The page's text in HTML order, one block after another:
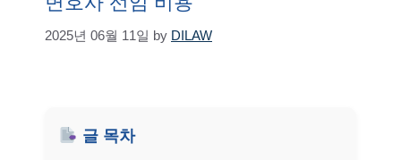
2025년 06월 11일 by DILAW
글 목차